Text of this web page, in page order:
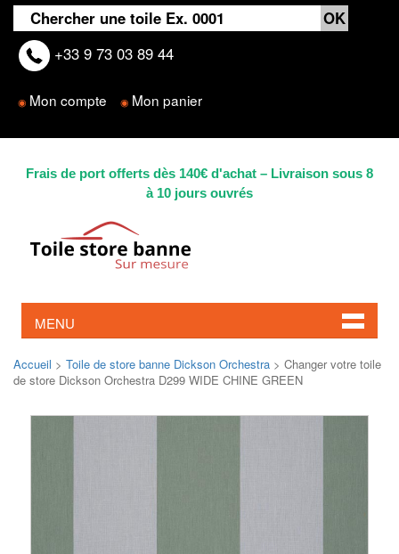
+33 9 73 03 89 44
◉ Mon compte ◉ Mon panier
Frais de port offerts dès 140€ d'achat – Livraison sous 8
à 10 jours ouvrés
MENU
Accueil > Toile de store banne Dickson Orchestra > Changer votre toile
de store Dickson Orchestra D299 WIDE CHINE GREEN